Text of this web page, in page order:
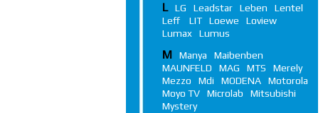
L LG Leadstar Leben
Lentel
Leff
LIT Loewe
Loview
Lumax
Lumus
M Manya
Maibenben
MAUNFELD
MAG MTS
Merely
Mezzo
Mdi MODENA
Motorola
Moyo TV
Microlab
Mitsubishi
Mystery